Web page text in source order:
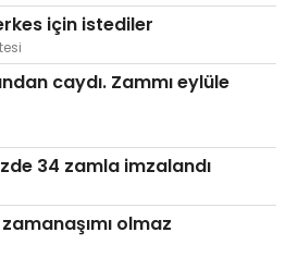
için istediler
caydı. Zammı eylüle
34 zamla imzalandı
olmaz